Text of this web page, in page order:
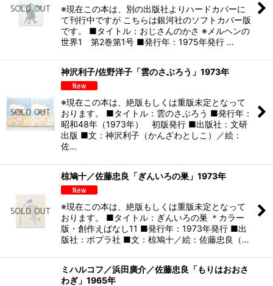
※現在この本は、別の出版社よりハードカバーに
て刊行中ですが こちらは銀河社のソフトカバー版
です。 ■タイトル：おじさんのかさ ※メルヘンの
世界1 第2巻第1号 ■発行年：1975年発行 …
神沢利子/佐野洋子「雲のさぶろう」1973年
※現在この本は、絶版もしくは重版未定となって
おります。 ■タイトル：雲のさぶろう ■発行年：
昭和48年（1973年） 初版発行 ■出版社：文研
出版 ■文：神沢利子（かんざわとしこ）／絵：
佐…
椋鳩十／佐藤忠良「ぎんいろの巣」1973年
※現在この本は、絶版もしくは重版未定となって
おります。 ■タイトル：ぎんいろの巣 ＊カラー
版・創作えばなし11 ■発行年：1973年発行 ■出
版社：ポプラ社 ■文：椋鳩十／絵：佐藤忠良（…
ミハルコフ／浜田廣介／佐藤忠良「もりはおおさ
わぎ」1965年